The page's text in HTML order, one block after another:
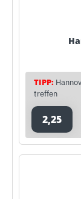
TIPP:
treffen
2,25